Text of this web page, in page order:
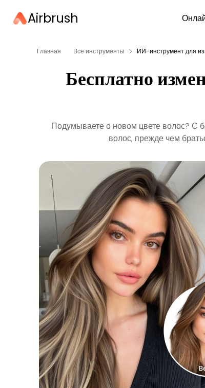
Airbrush
Главная Все инструменты ИИ-инструмент для
Бесплатно
Подумываете о новом цвете волос? С
волос, прежде чем